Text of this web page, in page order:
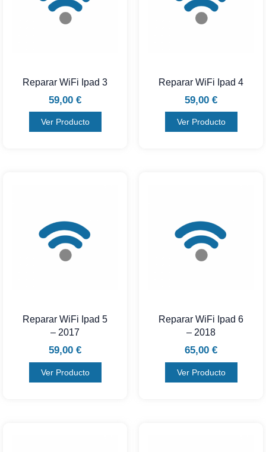
Reparar WiFi Ipad 3
59,00 €
Ver Producto
Reparar WiFi Ipad 4
59,00 €
Ver Producto
Reparar WiFi Ipad 5
– 2017
59,00 €
Ver Producto
Reparar WiFi Ipad 6
– 2018
65,00 €
Ver Producto